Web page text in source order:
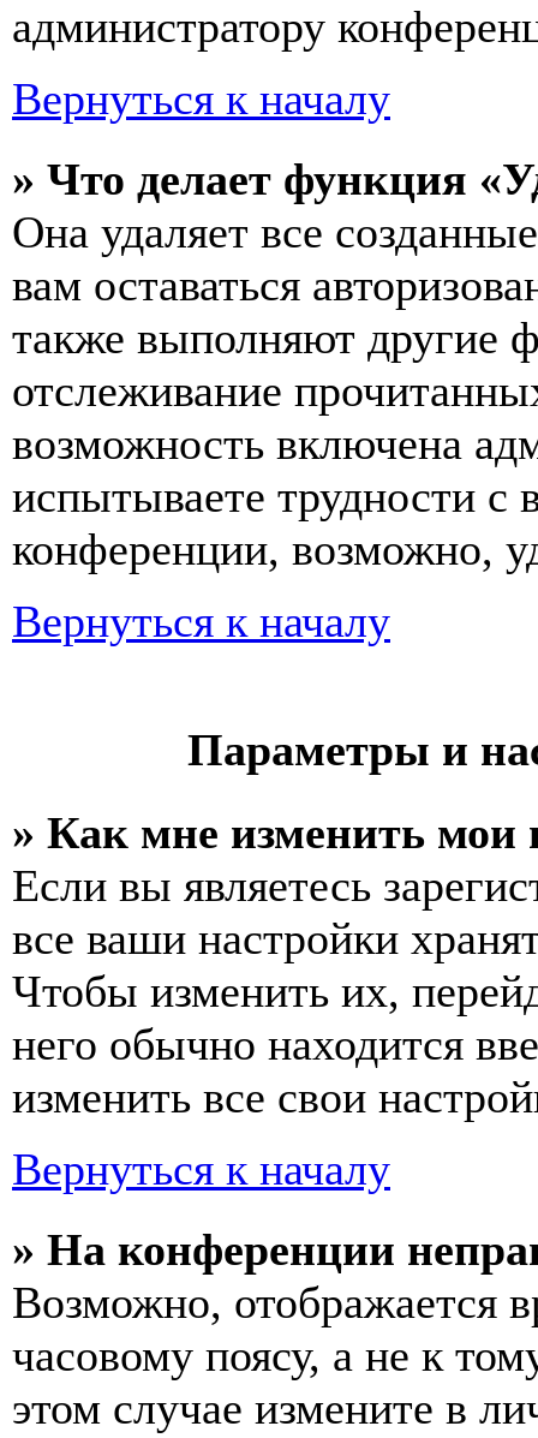
администратору
Вернуться к началу
» Что делает функция
Она удаляет все
вам оставаться
также выполняют другие
отслеживание
возможность включена
испытываете трудности с
конференции, возможно,
Вернуться к началу
Параметры и
» Как мне изменить мои
Если вы являетесь
все ваши настройки
Чтобы изменить их,
него обычно находится
изменить все свои
Вернуться к началу
» На конференции
Возможно, отображается
часовому поясу, а не к
этом случае измените в